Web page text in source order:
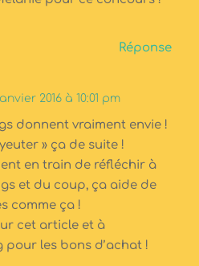
Réponse
2016 à 10:01 pm
donnent vraiment envie !
» ça de suite !
en train de réfléchir à
et du coup, ça aide de
comme ça !
cet article et à
pour les bons d’achat !